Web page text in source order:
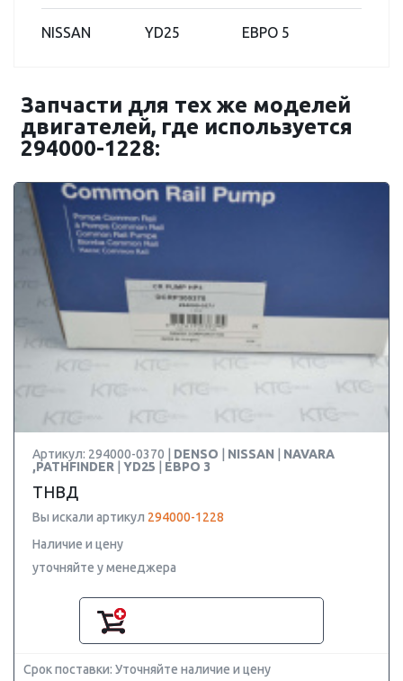
NISSAN YD25 ЕВРО 5
Запчасти для тех же моделей
двигателей, где используется
294000-1228:
Артикул: 294000-0370 | DENSO NISSAN
NAVARA
,PATHFINDER
YD25 ЕВРО 3
ТНВД
Вы искали артикул 294000-1228
Наличие и цену
уточняйте у менеджера
Срок поставки: Уточняйте наличие и цену